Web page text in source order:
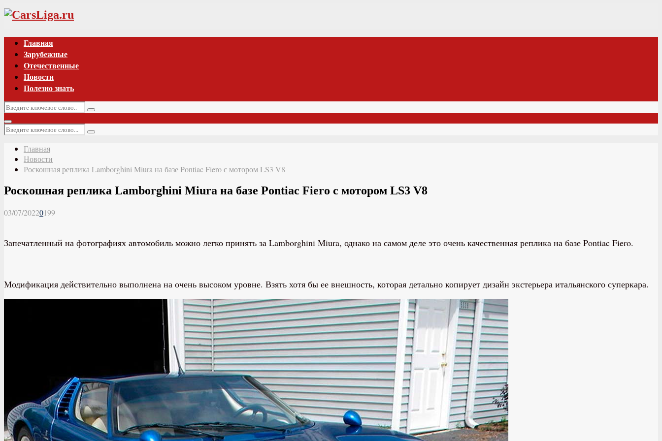
Vk
Главная
Зарубежные
Отечественные
Новости
Полезно знать
Искать:
Поиск
Основное
меню
Искать:
Поиск
Главная
Новости
Роскошная реплика Lamborghini Miura на базе Pontiac Fiero с мотором LS3 V8
Роскошная реплика Lamborghini Miura на базе Pontiac Fiero с мотором LS3 V8
03/07/20220199
Запечатленный на фотографиях автомобиль можно легко принять за Lamborghini Miura, однако на самом деле это очень качественная реплика на базе Pontiac Fiero.
Модификация действительно выполнена на очень высоком уровне. Взять хотя бы ее внешность, которая детально копирует дизайн экстерьера итальянского суперкара.